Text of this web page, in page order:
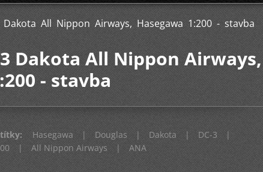
Dakota All Nippon Airways, Hasegawa 1:200 - stavba
Dakota All Nippon Airways,
- stavba
: Hasegawa | Douglas | Dakota | DC-3
|
| All Nippon Airways | ANA